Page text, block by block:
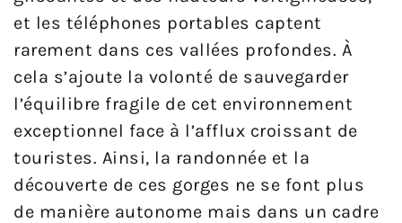
et les téléphones portables captent
rarement dans ces vallées profondes. À
cela s’ajoute la volonté de sauvegarder
l’équilibre fragile de cet environnement
exceptionnel face à l’afflux croissant de
touristes. Ainsi, la randonnée et la
découverte de ces gorges ne se font plus
de manière autonome mais dans un cadre